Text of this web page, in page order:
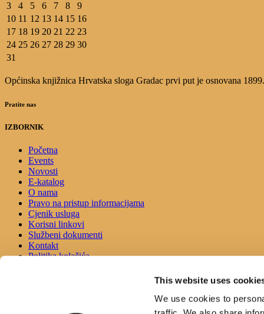
This website uses
We use cookies to
3
4 5 6 7 8
9
10 11 12 13 14 15 16
17 18 19 20 21 22 23
24 25 26 27 28 29 30
31
Općinska knjižnica Hrvatska sloga Gradac prvi put je osnovana
Pratite nas
IZBORNIK
Početna
Events
Novosti
E-katalog
O nama
Pravo na pristup informacijama
Cjenik usluga
Korisni linkovi
Službeni dokumenti
Kontakt
Politika kolačića